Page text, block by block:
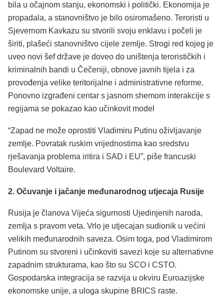
bila u očajnom stanju, ekonomski i politički. Ekonomija je
propadala, a stanovništvo je bilo osiromašeno. Teroristi u
Sjevernom Kavkazu su stvorili svoju enklavu i počeli je
širiti, plašeći stanovništvo cijele zemlje. Strogi red kojeg je
uveo novi šef države je doveo do uništenja terorističkih i
kriminalnih bandi u Čečeniji, obnove javnih tijela i za
provođenja velike teritorijalne i administrativne reforme.
Ponovno izgrađeni centar s jasnom shemom interakcije s
regijama se pokazao kao učinkovit model
“Zapad ne može oprostiti Vladimiru Putinu oživljavanje
zemlje. Povratak ruskim vrijednostima kao sredstvu
rješavanja problema iritira i SAD i EU”, piše francuski
Boulevard Voltaire.
2. Očuvanje i jačanje međunarodnog utjecaja Rusije
Rusija je članova Vijeća sigurnosti Ujedinjenih naroda,
zemlja s pravom veta. Vrlo je utjecajan sudionik u većini
velikih međunarodnih saveza. Osim toga, pod Vladimirom
Putinom su stvoreni i učinkoviti savezi koje su alternativne
zapadnim strukturama, kao što su SCO i CSTO.
Gospodarska integracija se razvija u okviru Euroazijske
ekonomske unije, a uloga skupine BRICS raste.